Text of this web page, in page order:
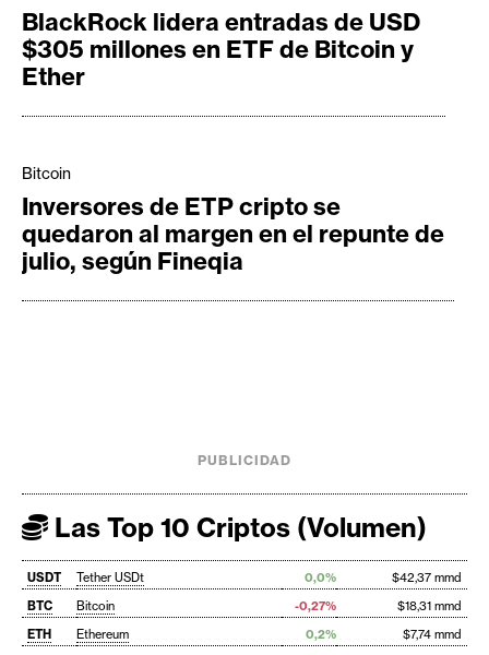
BlackRock lidera entradas de USD
$305 millones en ETF de Bitcoin y
Ether
Bitcoin
Inversores de ETP cripto se
quedaron al margen en el repunte de
julio, según Fineqia
PUBLICIDAD
Las Top 10 Criptos (Volumen)
USDT Tether USDt 0,0%
$42,37 mmd
BTC
Bitcoin -0,27%
$18,31 mmd
ETH
Ethereum 0,2% $7,74 mmd